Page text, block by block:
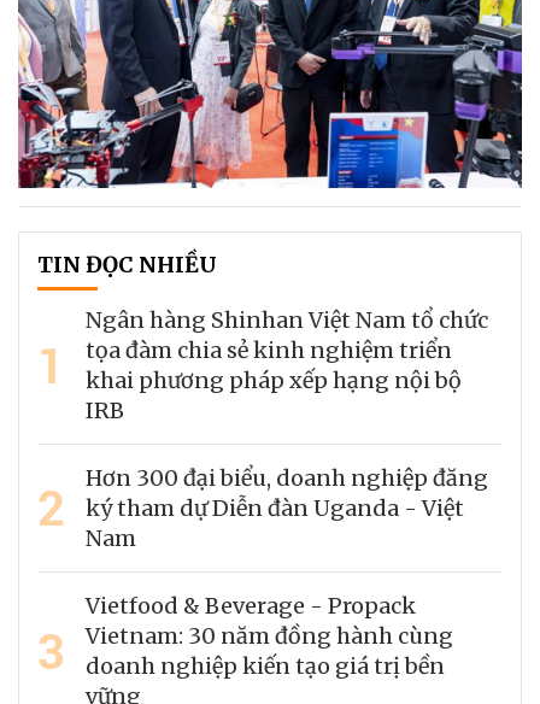
TIN ĐỌC NHIỀU
1
Ngân hàng Shinhan Việt Nam tổ chức
tọa đàm chia sẻ kinh nghiệm triển
khai phương pháp xếp hạng nội bộ
IRB
2
Hơn 300 đại biểu, doanh nghiệp đăng
ký tham dự Diễn đàn Uganda - Việt
Nam
3
Vietfood & Beverage - Propack
Vietnam: 30 năm đồng hành cùng
doanh nghiệp kiến tạo giá trị bền
vững